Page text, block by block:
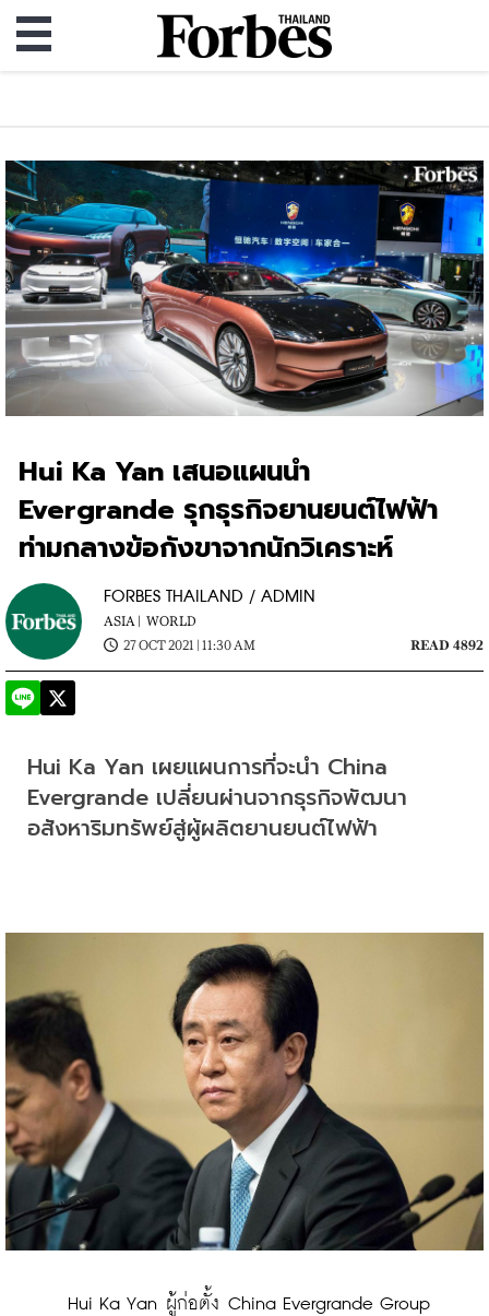
Hui Ka Yan เสนอแผนนำ
Evergrande รุกธุรกิจยานยนต์ไฟฟ้า
ท่ามกลางข้อกังขาจากนักวิเคราะห์
FORBES THAILAND / ADMIN
ASIA | WORLD
27 OCT 2021 | 11:30 AM
READ 4892
Hui Ka Yan เผยแผนการที่จะนำ China
Evergrande เปลี่ยนผ่านจากธุรกิจพัฒนา
อสังหาริมทรัพย์สู่ผู้ผลิตยานยนต์ไฟฟ้า
Hui Ka Yan ผู้ก่อตั้ง China Evergrande Group